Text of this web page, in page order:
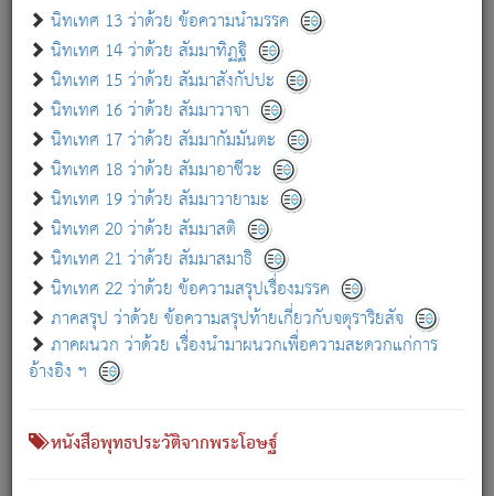
นิทเทศ 13 ว่าด้วย ข้อความนำมรรค
นิทเทศ 14 ว่าด้วย สัมมาทิฏฐิ
นิทเทศ 15 ว่าด้วย สัมมาสังกัปปะ
นิทเทศ 16 ว่าด้วย สัมมาวาจา
นิทเทศ 17 ว่าด้วย สัมมากัมมันตะ
นิทเทศ 18 ว่าด้วย สัมมาอาชีวะ
นิทเทศ 19 ว่าด้วย สัมมาวายามะ
นิทเทศ 20 ว่าด้วย สัมมาสติ
นิทเทศ 21 ว่าด้วย สัมมาสมาธิ
นิทเทศ 22 ว่าด้วย ข้อความสรุปเรื่องมรรค
ภาคสรุป ว่าด้วย ข้อความสรุปท้ายเกี่ยวกับจตุราริยสัจ
ภาคผนวก ว่าด้วย เรื่องนำมาผนวกเพื่อความสะดวกแก่การ
อ้างอิง ฯ
หนังสือพุทธประวัติจากพระโอษฐ์
เกี่ยวกับธรรมโฆษณ์ออนไลน์ (Disclaimer)
แม้ระบบ "ธรรมโฆษณ์ออนไลน์" พยายามปรับปรุงข้อมูลให้ถูกต้องมากที่สุด
ผู้ศึกษาก็พึงตรวจสอบกับตัวเล่มหนังสือต้นฉบับ ที่มีการพิมพ์ครั้งล่าสุด
ก่อนนำข้อมูลไปใช้ในการอ้างอิง"
เกี่ยวกับอัตถจารี|เกี่ยวกับการพัฒนา|แจ้งข้อผิดพลาด / แนะนำ
หนังสือที่เกี่ยวข้อง